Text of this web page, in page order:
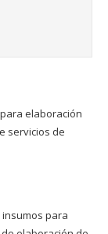
elaboración
servicios de
para